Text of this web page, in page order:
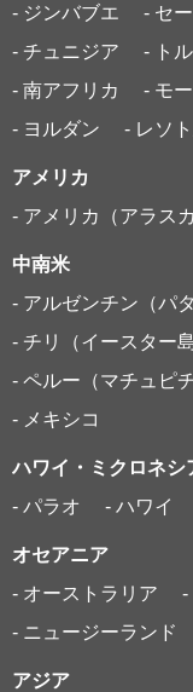
- ジンバブエ
- セ
- チュニジア
- ト
- 南アフリカ
- モ
- ヨルダン
- レソ
アメリカ
- アメリカ（アラスカ
中南米
- アルゼンチン（パ
- チリ（イースター
- ペルー（マチュピチ
- メキシコ
ハワイ・ミクロネシ
- パラオ
- ハワイ
オセアニア
- オーストラリア
-
- ニュージーランド
アジア